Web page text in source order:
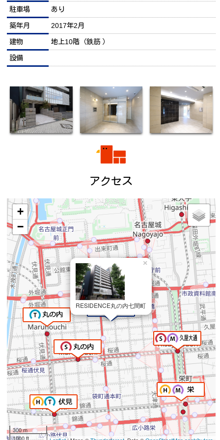
駐車場 あり
築年月 2017年2月
建物 地上10階（鉄筋 ）
設備
アクセス
RESIDENCE丸の内七間町
×
+
−
300 m
1000 ft